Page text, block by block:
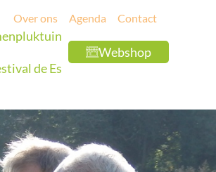
Over ons Agenda Contact
de Es
Webshop